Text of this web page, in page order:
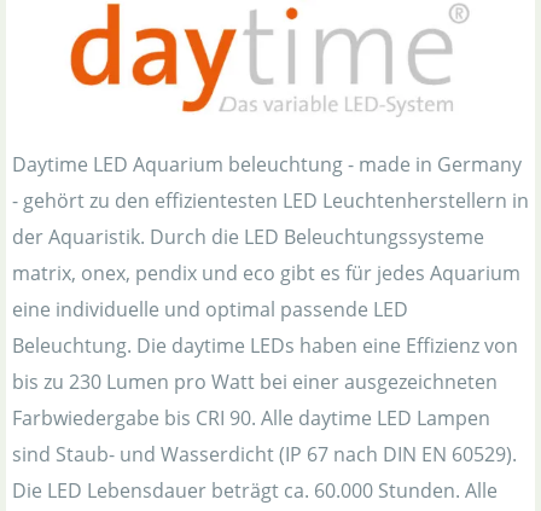
Daytime LED Aquarium beleuchtung - made in Germany
- gehört zu den effizientesten LED Leuchtenherstellern in
der Aquaristik. Durch die LED Beleuchtungssysteme
matrix, onex, pendix und eco gibt es für jedes Aquarium
eine individuelle und optimal passende LED
Beleuchtung. Die daytime LEDs haben eine Effizienz von
bis zu 230 Lumen pro Watt bei einer ausgezeichneten
Farbwiedergabe bis CRI 90. Alle daytime LED Lampen
sind Staub- und Wasserdicht (IP 67 nach DIN EN 60529).
Die LED Lebensdauer beträgt ca. 60.000 Stunden. Alle